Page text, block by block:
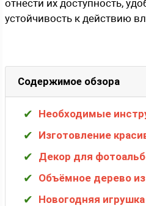
отнести их доступность,
устойчивость к действию
Содержимое обзора
Необходимые
Изготовление
Декор для
Объёмное дерево из
Новогодняя игрушка